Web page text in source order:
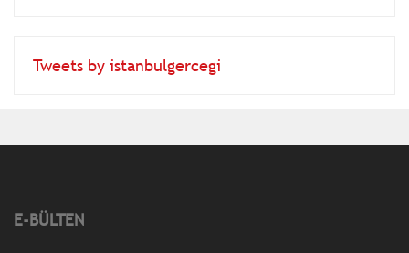
Tweets by istanbulgercegi
E-BÜLTEN